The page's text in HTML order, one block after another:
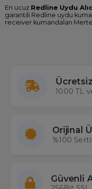
En ucuz Redline Uydu
garantili Redline uydu
receiver kumandaları
Redline uydu kumanda
alabilirsiniz. Sitemizde
Toptan ve Perakende tüm
1000 TL
Orijinal
%100
Güvenli